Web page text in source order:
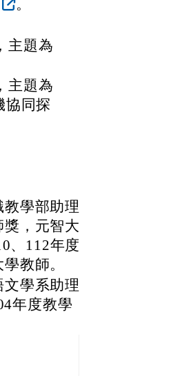
。
主題為
主題為
協同探
學部助理
，元智大
、112年度
教師。
學系助理
年度教學